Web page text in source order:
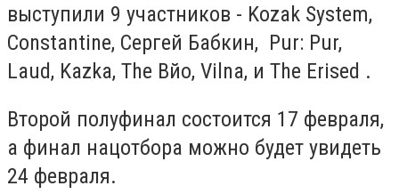
выступили 9 участников - Kozak System,
Constantine, Сергей Бабкин, Pur: Pur,
Laud, Kazka, The Вйо, Vilna, и The Erised .
Второй полуфинал состоится 17 февраля,
а финал нацотбора можно будет увидеть
24 февраля.